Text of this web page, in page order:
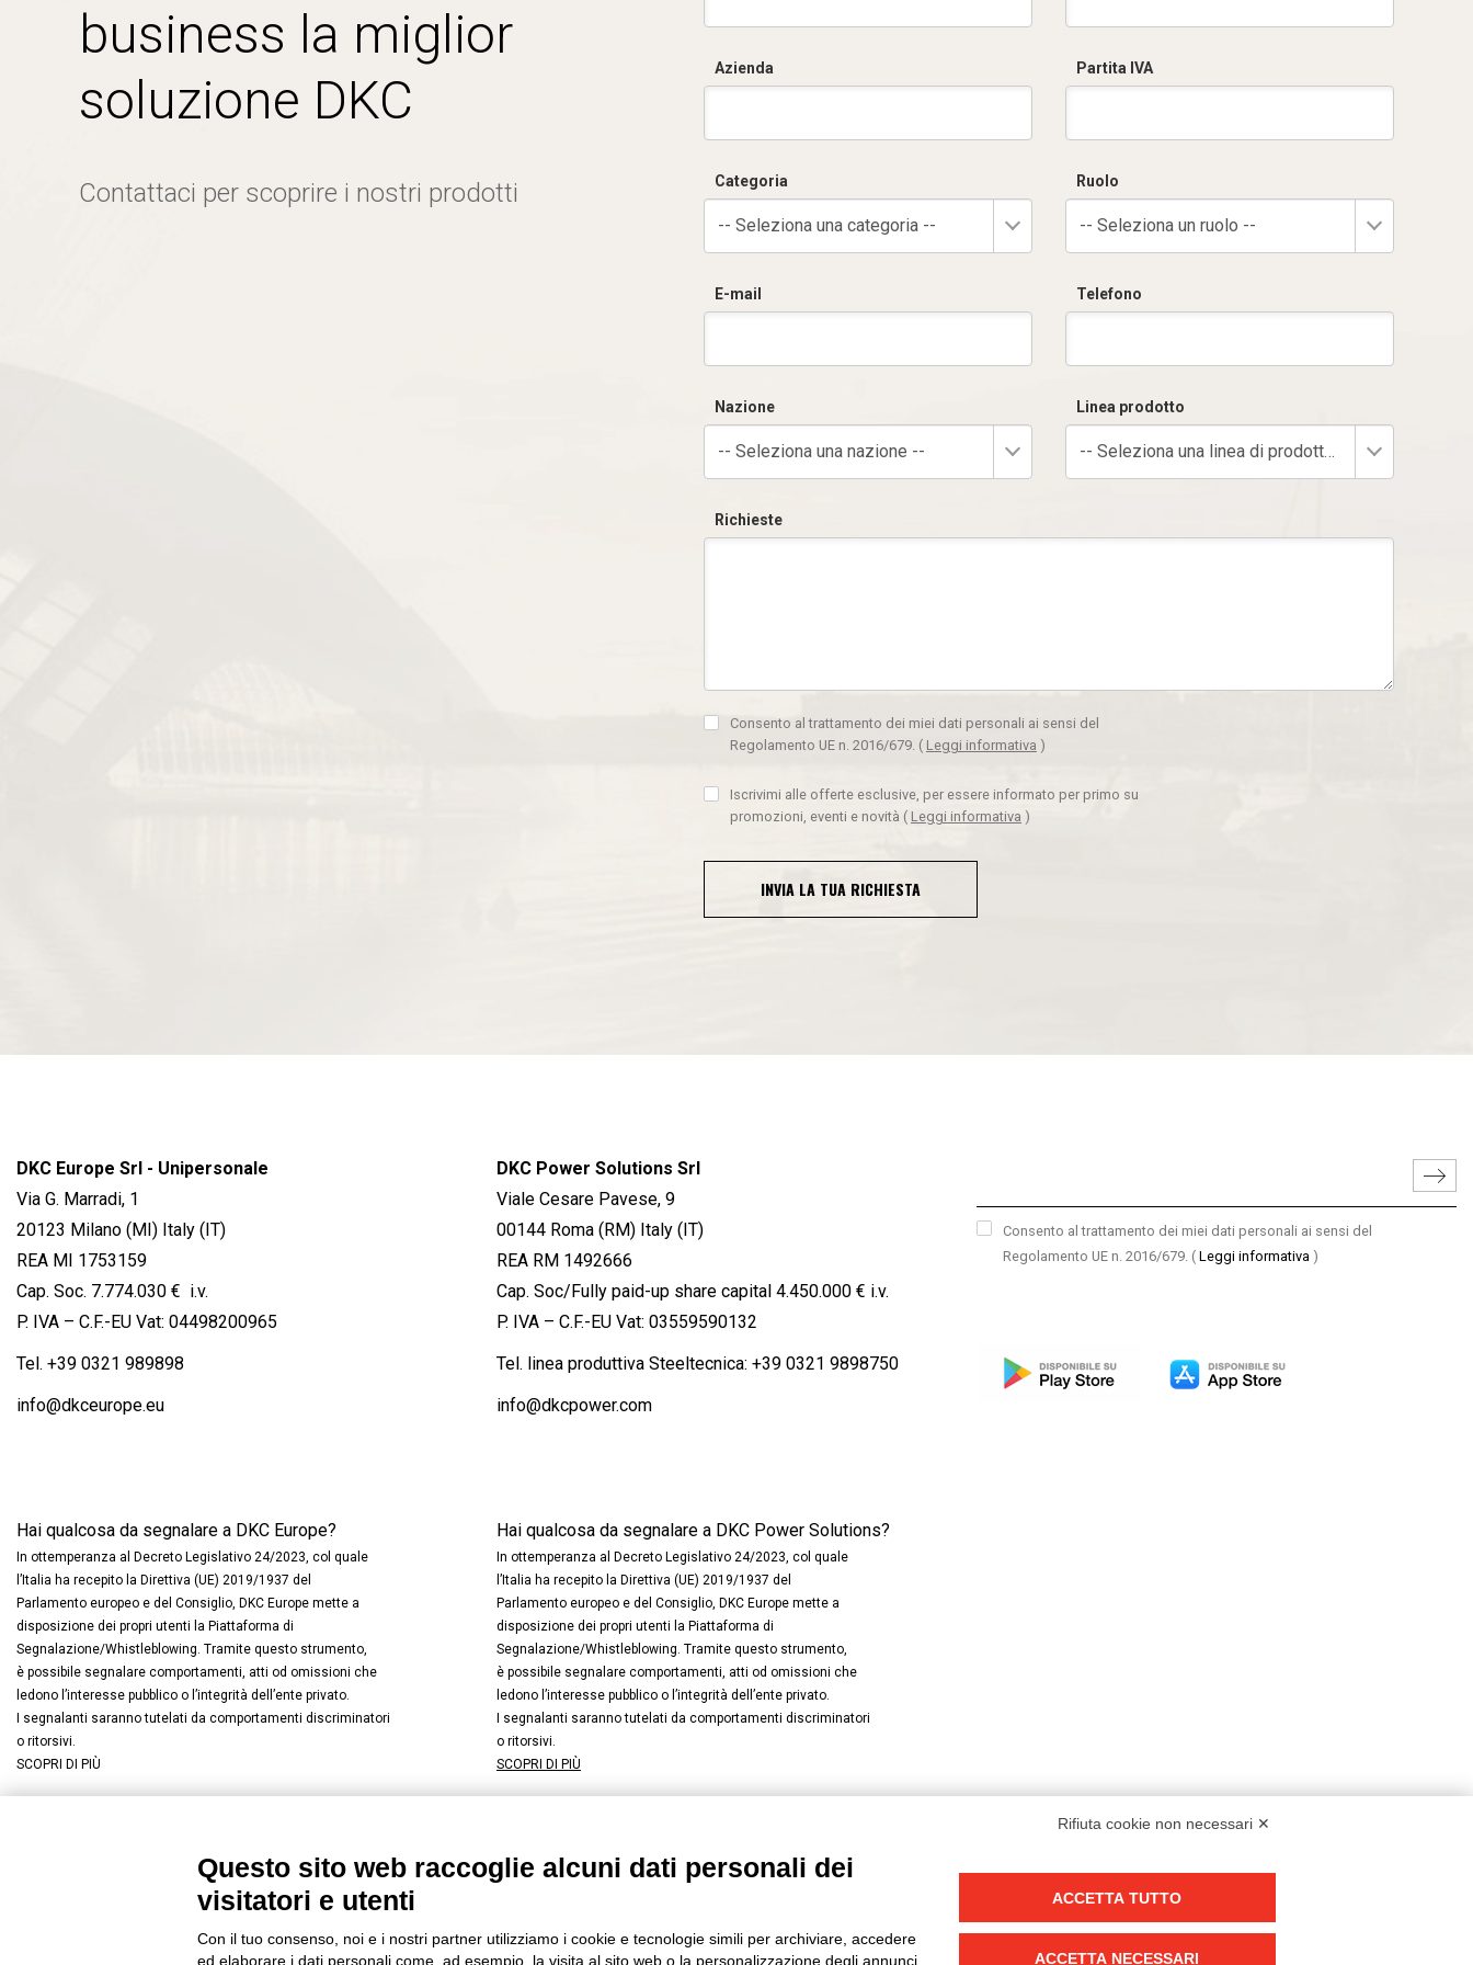
business la miglior
soluzione DKC
Contattaci per scoprire i nostri prodotti
Azienda Partita IVA
Categoria
-- Seleziona una categoria --
Ruolo
-- Seleziona un ruolo --
E-mail Telefono
Nazione
-- Seleziona una nazione --
Linea prodotto
-- Seleziona una linea di prodotto --
Richieste
Consento al trattamento dei miei dati personali ai sensi del
Regolamento UE n. 2016/679. ( Leggi informativa )
Iscrivimi alle offerte esclusive, per essere informato per primo su
promozioni, eventi e novità ( Leggi informativa )
INVIA LA TUA RICHIESTA
DKC Europe Srl - Unipersonale
Via G. Marradi, 1
20123 Milano (MI) Italy (IT)
REA MI 1753159
Cap. Soc. 7.774.030 € i.v.
P. IVA – C.F.-EU Vat: 04498200965
Tel. +39 0321 989898
info@dkceurope.eu
Hai qualcosa da segnalare a DKC Europe?
In ottemperanza al Decreto Legislativo 24/2023, col quale
l’Italia ha recepito la Direttiva (UE) 2019/1937 del
Parlamento europeo e del Consiglio, DKC Europe mette a
disposizione dei propri utenti la Piattaforma di
Segnalazione/Whistleblowing. Tramite questo strumento,
è possibile segnalare comportamenti, atti od omissioni che
ledono l’interesse pubblico o l’integrità dell’ente privato.
I segnalanti saranno tutelati da comportamenti discriminatori
o ritorsivi.
SCOPRI DI PIÙ
DKC Power Solutions Srl
Viale Cesare Pavese, 9
00144 Roma (RM) Italy (IT)
REA RM 1492666
Cap. Soc/Fully paid-up share capital 4.450.000 € i.v.
P. IVA – C.F.-EU Vat: 03559590132
Tel. linea produttiva Steeltecnica: +39 0321 9898750
info@dkcpower.com
Hai qualcosa da segnalare a DKC Power Solutions?
In ottemperanza al Decreto Legislativo 24/2023, col quale
l’Italia ha recepito la Direttiva (UE) 2019/1937 del
Parlamento europeo e del Consiglio, DKC Europe mette a
disposizione dei propri utenti la Piattaforma di
Segnalazione/Whistleblowing. Tramite questo strumento,
è possibile segnalare comportamenti, atti od omissioni che
ledono l’interesse pubblico o l’integrità dell’ente privato.
I segnalanti saranno tutelati da comportamenti discriminatori
o ritorsivi.
SCOPRI DI PIÙ
Consento al trattamento dei miei dati personali ai sensi del
Regolamento UE n. 2016/679. ( Leggi informativa )
FACEBOOK LINKEDIN / YOUTUBE INSTAGRAM
Privacy -Cookies -Modifica preferenze Cookie
Rifiuta cookie non necessari ✕
Questo sito web raccoglie alcuni dati personali dei
visitatori e utenti
Con il tuo consenso, noi e i nostri partner utilizziamo i cookie e tecnologie simili per archiviare, accedere
ed elaborare i dati personali come, ad esempio, la visita al sito web o la personalizzazione degli annunci.
ACCETTA TUTTO
ACCETTA NECESSARI